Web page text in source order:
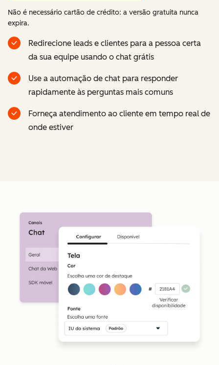
Não é necessário cartão de crédito: a versão gratuita nunca
expira.
Redirecione leads e clientes para a pessoa certa
da sua equipe usando o chat grátis
Use a automação de chat para responder
rapidamente às perguntas mais comuns
Forneça atendimento ao cliente em tempo real de
onde estiver